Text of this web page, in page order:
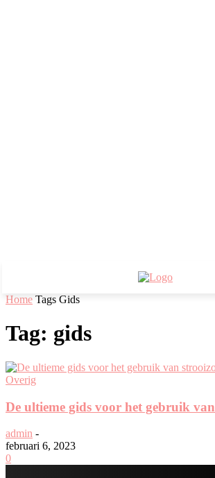
Home Tags Gids
Tag: gids
Overig
De ultieme gids voor het gebruik
admin -
februari 6, 2023
0